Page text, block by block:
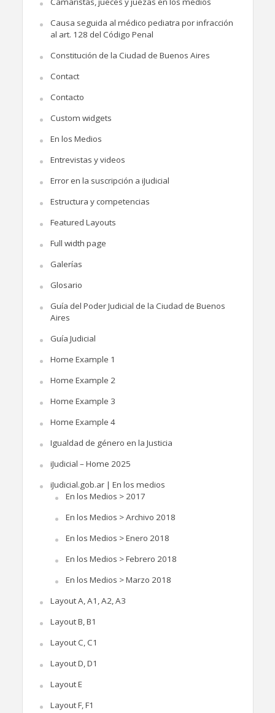
Causa seguida al médico pediatra por infracción
al art. 128 del Código Penal
Constitución de la Ciudad de Buenos Aires
Contact
Contacto
Custom widgets
En los Medios
Entrevistas y videos
Error en la suscripción a iJudicial
Estructura y competencias
Featured Layouts
Full width page
Galerías
Glosario
Guía del Poder Judicial de la Ciudad de Buenos
Aires
Guía Judicial
Home Example 1
Home Example 2
Home Example 3
Home Example 4
Igualdad de género en la Justicia
iJudicial – Home 2025
iJudicial.gob.ar | En los medios
En los Medios > 2017
En los Medios > Archivo 2018
En los Medios > Enero 2018
En los Medios > Febrero 2018
En los Medios > Marzo 2018
Layout A, A1, A2, A3
Layout B, B1
Layout C, C1
Layout D, D1
Layout E
Layout F, F1